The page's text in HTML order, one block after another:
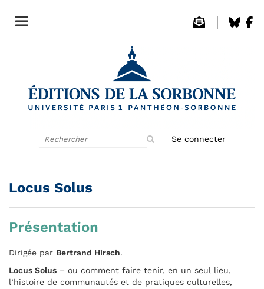
Se connecter
Locus Solus
Présentation
Dirigée par Bertrand Hirsch.
Locus Solus – ou comment faire tenir, en un seul lieu,
l’histoire de communautés et de pratiques culturelles,